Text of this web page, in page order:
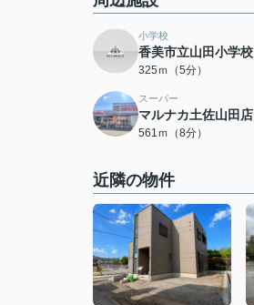
小学校
香美市立山田小学校
325ｍ（5分）
スーパー
マルナカ土佐山田店
561ｍ（8分）
近隣の物件